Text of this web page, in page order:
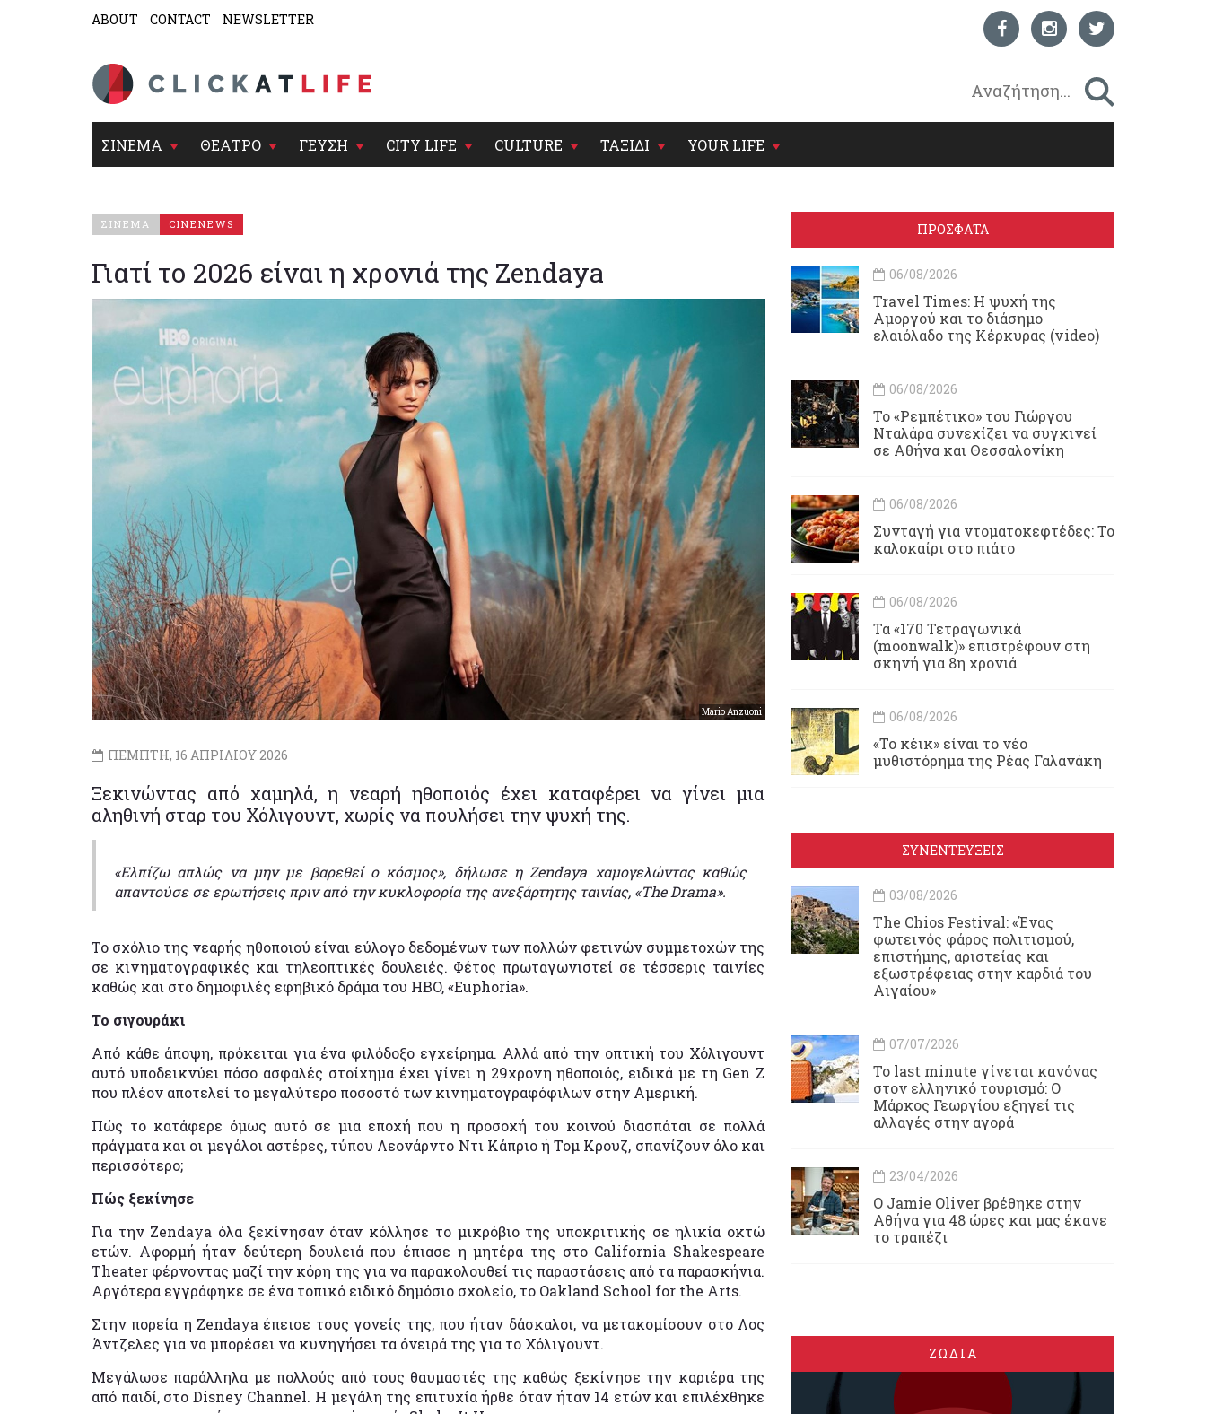
ABOUT CONTACT NEWSLETTER
ΣΙΝΕΜΑ ΘΕΑΤΡΟ ΓΕΥΣΗ CITY LIFE CULTURE ΤΑΞΙΔΙ YOUR LIFE
ΣΙΝΕΜΑ CINENEWS
Γιατί το 2026 είναι η χρονιά της Zendaya
Mario Anzuoni
ΠΕΜΠΤΗ, 16 ΑΠΡΙΛΙΟΥ 2026
Ξεκινώντας από χαμηλά, η νεαρή ηθοποιός έχει καταφέρει να γίνει μια
αληθινή σταρ του Χόλιγουντ, χωρίς να πουλήσει την ψυχή της.
«Ελπίζω απλώς να μην με βαρεθεί ο κόσμος», δήλωσε η Zendaya χαμογελώντας καθώς
απαντούσε σε ερωτήσεις πριν από την κυκλοφορία της ανεξάρτητης ταινίας, «The Drama».
Το σχόλιο της νεαρής ηθοποιού είναι εύλογο δεδομένων των πολλών φετινών συμμετοχών της
σε κινηματογραφικές και τηλεοπτικές δουλειές. Φέτος πρωταγωνιστεί σε τέσσερις ταινίες
καθώς και στο δημοφιλές εφηβικό δράμα του HBO, «Euphoria».
Το σιγουράκι
Από κάθε άποψη, πρόκειται για ένα φιλόδοξο εγχείρημα. Αλλά από την οπτική του Χόλιγουντ
αυτό υποδεικνύει πόσο ασφαλές στοίχημα έχει γίνει η 29χρονη ηθοποιός, ειδικά με τη Gen Ζ
που πλέον αποτελεί το μεγαλύτερο ποσοστό των κινηματογραφόφιλων στην Αμερική.
Πώς το κατάφερε όμως αυτό σε μια εποχή που η προσοχή του κοινού διασπάται σε πολλά
πράγματα και οι μεγάλοι αστέρες, τύπου Λεονάρντο Ντι Κάπριο ή Τομ Κρουζ, σπανίζουν όλο και
περισσότερο;
Πώς ξεκίνησε
Για την Zendaya όλα ξεκίνησαν όταν κόλλησε το μικρόβιο της υποκριτικής σε ηλικία οκτώ
ετών. Αφορμή ήταν δεύτερη δουλειά που έπιασε η μητέρα της στο California Shakespeare
Theater φέρνοντας μαζί την κόρη της για να παρακολουθεί τις παραστάσεις από τα παρασκήνια.
Αργότερα εγγράφηκε σε ένα τοπικό ειδικό δημόσιο σχολείο, το Oakland School for the Arts.
Στην πορεία η Zendaya έπεισε τους γονείς της, που ήταν δάσκαλοι, να μετακομίσουν στο Λος
Άντζελες για να μπορέσει να κυνηγήσει τα όνειρά της για το Χόλιγουντ.
Μεγάλωσε παράλληλα με πολλούς από τους θαυμαστές της καθώς ξεκίνησε την καριέρα της
από παιδί, στο Disney Channel. Η μεγάλη της επιτυχία ήρθε όταν ήταν 14 ετών και επιλέχθηκε
ΠΡΟΣΦΑΤΑ
06/08/2026
Travel Times: H ψυχή της
Αμοργού και το διάσημο
ελαιόλαδο της Κέρκυρας (video)
06/08/2026
Το «Ρεμπέτικο» του Γιώργου
Νταλάρα συνεχίζει να συγκινεί
σε Αθήνα και Θεσσαλονίκη
06/08/2026
Συνταγή για ντοματοκεφτέδες: Το
καλοκαίρι στο πιάτο
06/08/2026
Τα «170 Τετραγωνικά
(moonwalk)» επιστρέφουν στη
σκηνή για 8η χρονιά
06/08/2026
«Το κέικ» είναι το νέο
μυθιστόρημα της Ρέας Γαλανάκη
ΣΥΝΕΝΤΕΥΞΕΙΣ
03/08/2026
Τhe Chios Festival: «Ένας
φωτεινός φάρος πολιτισμού,
επιστήμης, αριστείας και
εξωστρέφειας στην καρδιά του
Αιγαίου»
07/07/2026
Το last minute γίνεται κανόνας
στον ελληνικό τουρισμό: Ο
Μάρκος Γεωργίου εξηγεί τις
αλλαγές στην αγορά
23/04/2026
Ο Jamie Oliver βρέθηκε στην
Αθήνα για 48 ώρες και μας έκανε
το τραπέζι
ΖΩΔΙΑ